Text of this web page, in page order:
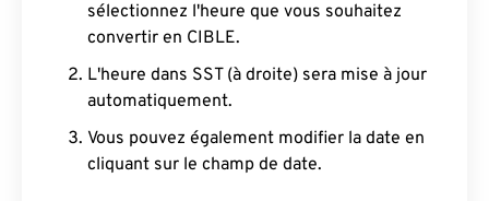
sélectionnez l'heure que vous souhaitez
convertir en CIBLE.
L'heure dans SST (à droite) sera mise à jour
automatiquement.
Vous pouvez également modifier la date en
cliquant sur le champ de date.